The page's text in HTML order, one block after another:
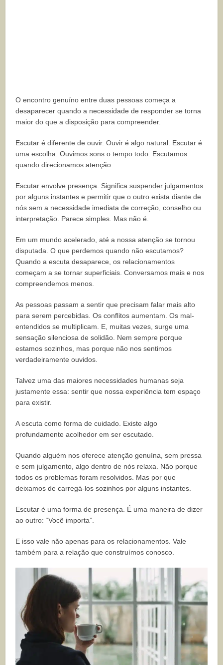
O encontro genuíno entre duas pessoas começa a
desaparecer quando a necessidade de responder se torna
maior do que a disposição para compreender.
Escutar é diferente de ouvir. Ouvir é algo natural. Escutar é
uma escolha. Ouvimos sons o tempo todo. Escutamos
quando direcionamos atenção.
Escutar envolve presença. Significa suspender julgamentos
por alguns instantes e permitir que o outro exista diante de
nós sem a necessidade imediata de correção, conselho ou
interpretação. Parece simples. Mas não é.
Em um mundo acelerado, até a nossa atenção se tornou
disputada. O que perdemos quando não escutamos?
Quando a escuta desaparece, os relacionamentos
começam a se tornar superficiais. Conversamos mais e nos
compreendemos menos.
As pessoas passam a sentir que precisam falar mais alto
para serem percebidas. Os conflitos aumentam. Os mal-
entendidos se multiplicam. E, muitas vezes, surge uma
sensação silenciosa de solidão. Nem sempre porque
estamos sozinhos, mas porque não nos sentimos
verdadeiramente ouvidos.
Talvez uma das maiores necessidades humanas seja
justamente essa: sentir que nossa experiência tem espaço
para existir.
A escuta como forma de cuidado. Existe algo
profundamente acolhedor em ser escutado.
Quando alguém nos oferece atenção genuína, sem pressa
e sem julgamento, algo dentro de nós relaxa. Não porque
todos os problemas foram resolvidos. Mas por que
deixamos de carregá-los sozinhos por alguns instantes.
Escutar é uma forma de presença. É uma maneira de dizer
ao outro: “Você importa”.
E isso vale não apenas para os relacionamentos. Vale
também para a relação que construímos conosco.